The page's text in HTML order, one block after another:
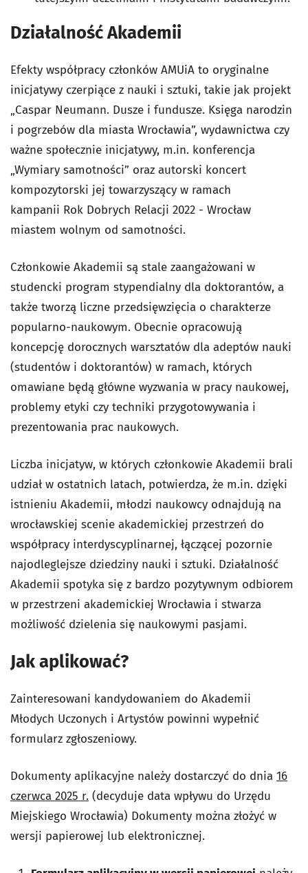
Działalność Akademii
Efekty współpracy członków AMUiA to oryginalne
inicjatywy czerpiące z nauki i sztuki, takie jak projekt
„Caspar Neumann. Dusze i fundusze. Księga narodzin
i pogrzebów dla miasta Wrocławia”, wydawnictwa czy
ważne społecznie inicjatywy, m.in. konferencja
„Wymiary samotności” oraz autorski koncert
kompozytorski jej towarzyszący w ramach
kampanii Rok Dobrych Relacji 2022 - Wrocław
miastem wolnym od samotności.
Członkowie Akademii są stale zaangażowani w
studencki program stypendialny dla doktorantów, a
także tworzą liczne przedsięwzięcia o charakterze
popularno-naukowym. Obecnie opracowują
koncepcję dorocznych warsztatów dla adeptów nauki
(studentów i doktorantów) w ramach, których
omawiane będą główne wyzwania w pracy naukowej,
problemy etyki czy techniki przygotowywania i
prezentowania prac naukowych.
Liczba inicjatyw, w których członkowie Akademii brali
udział w ostatnich latach, potwierdza, że m.in. dzięki
istnieniu Akademii, młodzi naukowcy odnajdują na
wrocławskiej scenie akademickiej przestrzeń do
współpracy interdyscyplinarnej, łączącej pozornie
najodleglejsze dziedziny nauki i sztuki. Działalność
Akademii spotyka się z bardzo pozytywnym odbiorem
w przestrzeni akademickiej Wrocławia i stwarza
możliwość dzielenia się naukowymi pasjami.
Jak aplikować?
Zainteresowani kandydowaniem do Akademii
Młodych Uczonych i Artystów powinni wypełnić
formularz zgłoszeniowy.
Dokumenty aplikacyjne należy dostarczyć do dnia 16
czerwca 2025 r. (decyduje data wpływu do Urzędu
Miejskiego Wrocławia) Dokumenty można złożyć w
wersji papierowej lub elektronicznej.